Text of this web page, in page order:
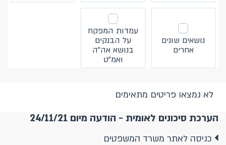
נושאים שונים
אחרים
עמדות המפקח
על הבנקים
בנושא אה"ה
ואמ"ט
לא נמצאו פריטים מתאימים
הערכת סיכונים לאומית - הודעה מיום 24/11/21
כניסה לאתר משרד המשפטים